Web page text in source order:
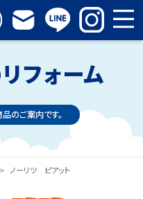
フォーム
のご案内です。
> ノーリツ ピアット